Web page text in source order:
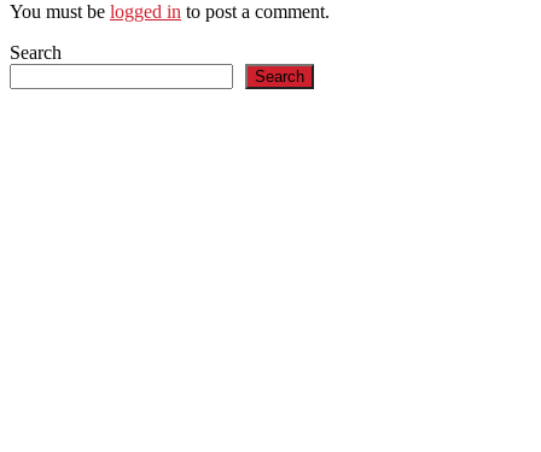
You must be logged in to post a comment.
Search
Search